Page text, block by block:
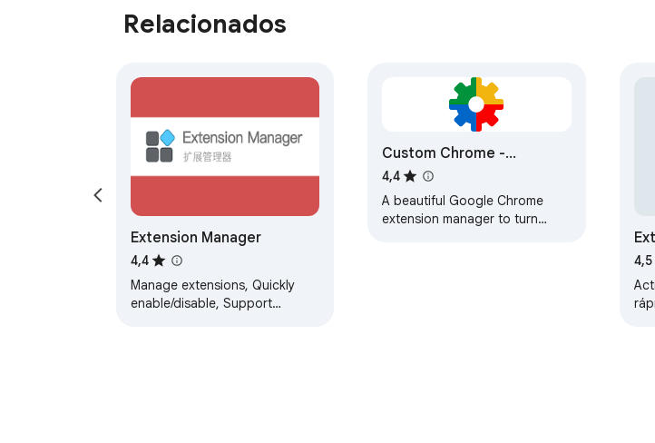
Relacionados
Extension Manager
4,4
Manage extensions, Quickly
enable/disable, Support
Custom Chrome -
Extension Manager
4,4
A beautiful Google Chrome
extension manager to turn
4,5